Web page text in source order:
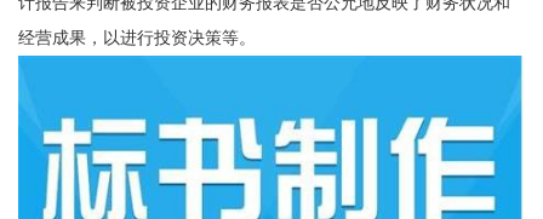
经营成果，以进行投资决策等。